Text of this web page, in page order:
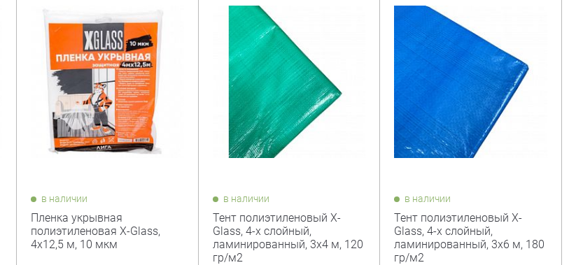
в наличии
Пленка укрывная
полиэтиленовая X-Glass,
4х12,5 м, 10 мкм
в наличии
Тент полиэтиленовый X-
Glass, 4-х слойный,
ламинированный, 3х4 м, 120
гр/м2
в наличии
Тент полиэтиленовый X-
Glass, 4-х слойный,
ламинированный, 3х6 м, 180
гр/м2